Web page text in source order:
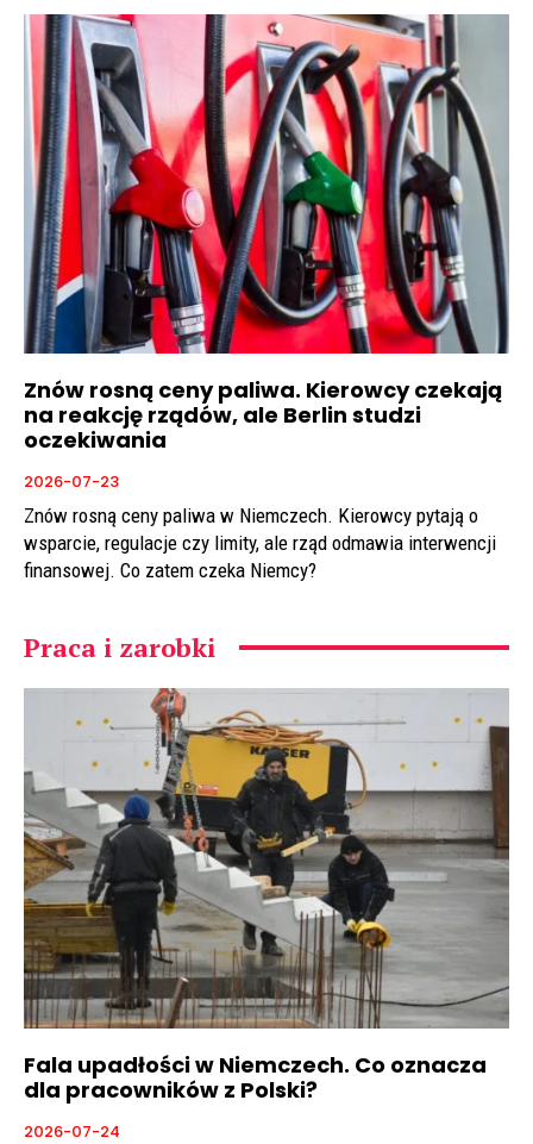
Znów rosną ceny paliwa. Kierowcy czekają
na reakcję rządów, ale Berlin studzi
oczekiwania
2026-07-23
Znów rosną ceny paliwa w Niemczech. Kierowcy pytają o
wsparcie, regulacje czy limity, ale rząd odmawia interwencji
finansowej. Co zatem czeka Niemcy?
Praca i zarobki
Fala upadłości w Niemczech. Co oznacza
dla pracowników z Polski?
2026-07-24